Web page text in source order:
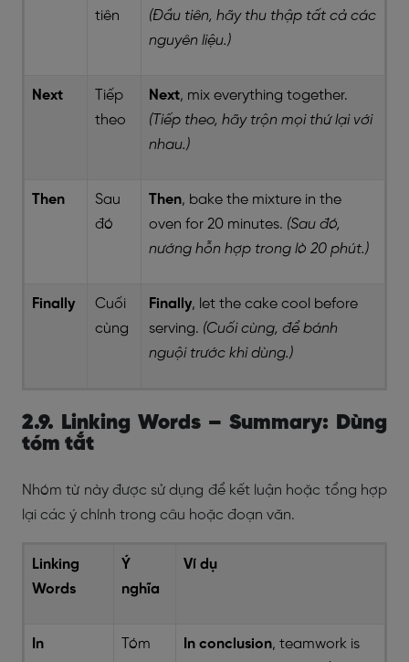
tiên
(Đầu tiên, hãy thu thập tất cả các
nguyên liệu.)
Next
Tiếp
theo
Next, mix everything together.
(Tiếp theo, hãy trộn mọi thứ lại với
nhau.)
Then
Sau
đó
Then, bake the mixture in the
oven for 20 minutes. (Sau đó,
nướng hỗn hợp trong lò 20 phút.)
Finally
Cuối
cùng
Finally, let the cake cool before
serving. (Cuối cùng, để bánh
nguội trước khi dùng.)
2.9. Linking Words – Summary: Dùng
tóm tắt
Nhóm từ này được sử dụng để kết luận hoặc tổng hợp
lại các ý chính trong câu hoặc đoạn văn.
Linking
Words
Ý
nghĩa
Ví dụ
In
Tóm
In conclusion, teamwork is